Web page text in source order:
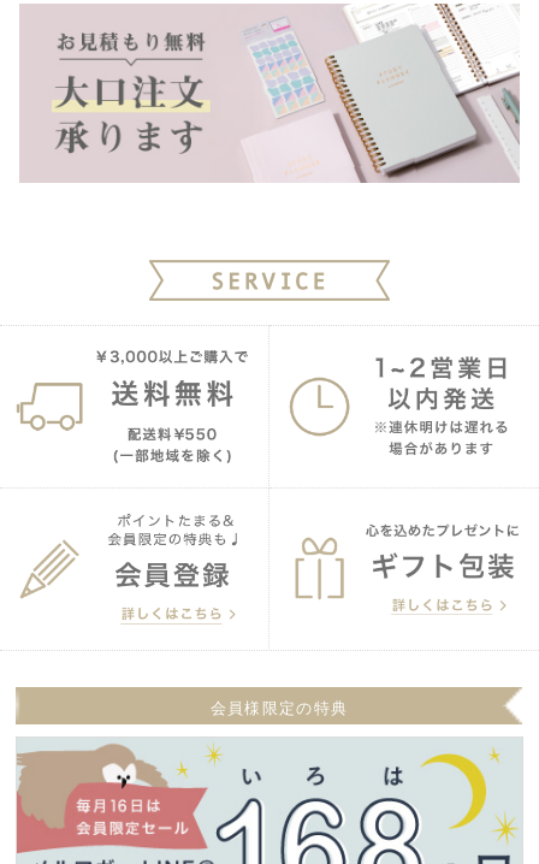
会員様限定の特典